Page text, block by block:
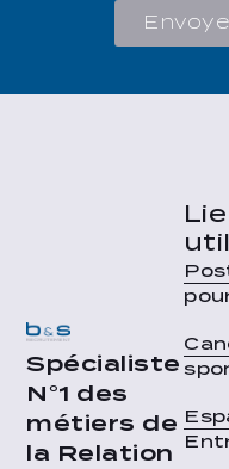
Spécialiste
N°1 des
métiers de
la Relation